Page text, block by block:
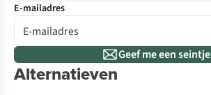
E-mailadres
Geef me een seintje
Alternatieven